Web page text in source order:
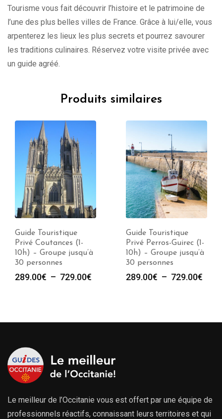
Tourisme vous fait découvrir l’histoire et le patrimoine de
l’une des plus belles villes de France. Grâce à lui/elle, vous
arpenterez les lieux les plus secrets et pourrez savourer
les traditions culinaires. Réservez votre visite privée avec
un guide agréé.
Produits similaires
Guide Touristique
Privé Coutances (1-
10h) – Groupe jusqu’à
30 personnes
289.00€ – 729.00€
à
Guide Touristique
Privé Perros-Guirec (1-
10h) – Groupe jusqu’à
30 personnes
289.00€ – 729.00€
à
Le meilleur de l’Occitanie vous est offert par une équipe de
professionnels réactifs, connaissant leurs territoires et qui